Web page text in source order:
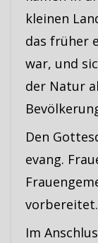
kleinen
das früher
war, und
der Natur
Den
evang.
vorbereitet.
Im